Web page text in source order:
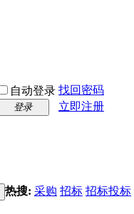
自动登录 找回密码
登录
立即注册
热搜: 采购 招标 招标投标